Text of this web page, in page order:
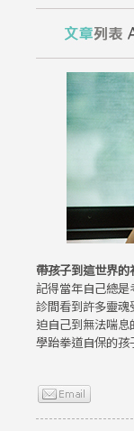
帶孩子到這世界
記得當年自己總
診間看到許多靈
迫自己到無法喘息
學跆拳道自保的孩